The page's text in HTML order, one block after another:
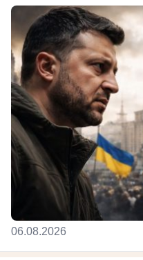
06.08.2026